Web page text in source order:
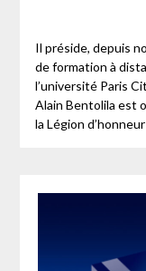
Il préside, depuis
de formation à
l’université Paris
Alain Bentolila est
la Légion